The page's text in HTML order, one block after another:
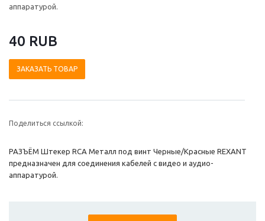
аппаратурой.
40 RUB
ЗАКАЗАТЬ ТОВАР
Поделиться ссылкой:
РАЗЪЁМ Штекер RCA Металл под винт Черные/Красные REXANT
предназначен для соединения кабелей с видео и аудио-
аппаратурой.